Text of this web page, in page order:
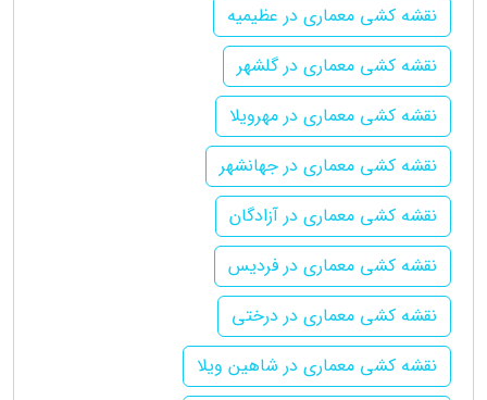
نقشه کشی معماری در عظیمیه
نقشه کشی معماری در گلشهر
نقشه کشی معماری در مهرویلا
نقشه کشی معماری در جهانشهر
نقشه کشی معماری در آزادگان
نقشه کشی معماری در فردیس
نقشه کشی معماری در درختی
نقشه کشی معماری در شاهین ویلا